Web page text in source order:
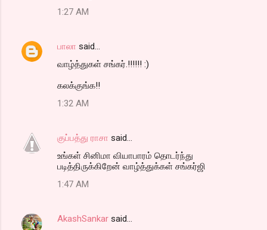
1:27 AM
பாலா said…
வாழ்த்துகள் சங்கர்.!!!!!! :)
கலக்குங்க!!
1:32 AM
குப்பத்து ராசா said…
உங்கள் சினிமா வியாபாரம் தொடர்ந்து
படித்திருக்கிறேன் வாழ்த்துக்கள் சங்கர்ஜி
1:47 AM
AkashSankar said…